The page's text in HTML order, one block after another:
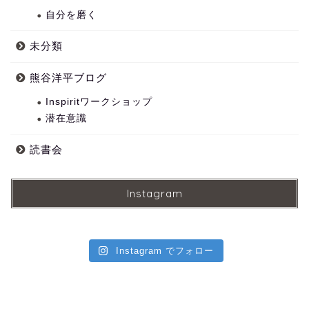
自分を磨く
未分類
熊谷洋平ブログ
Inspiritワークショップ
潜在意識
読書会
Instagram
Instagram でフォロー